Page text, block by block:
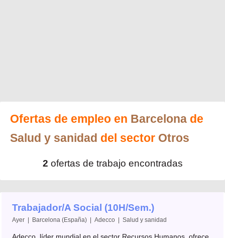
Ofertas de empleo en Barcelona de
Salud y sanidad del sector Otros
2 ofertas de trabajo encontradas
Trabajador/A Social (10H/Sem.)
Ayer | Barcelona (España) | Adecco | Salud y sanidad